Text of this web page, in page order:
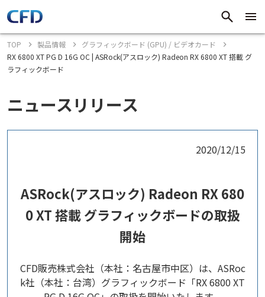
TOP 製品情報
グラフィックボード (GPU) / ビデオカード
RX 6800 XT PG D 16G OC | ASRock(アスロック) Radeon RX 6800 XT 搭載 グ
ラフィックボード
ニュースリリース
2020/12/15
ASRock(アスロック) Radeon RX 680
0 XT 搭載 グラフィックボードの取扱
開始
CFD販売株式会社（本社：名古屋市中区）は、ASRoc
k社（本社：台湾）グラフィックボード「RX 6800 XT